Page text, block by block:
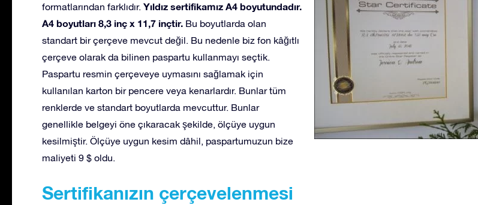
formatlarından farklıdır. Yıldız sertifikamız A4 boyutundadır.
A4 boyutları 8,3 inç x 11,7 inçtir. Bu boyutlarda olan
standart bir çerçeve mevcut değil. Bu nedenle biz fon kâğıtlı
çerçeve olarak da bilinen paspartu kullanmayı seçtik.
Paspartu resmin çerçeveye uymasını sağlamak için
kullanılan karton bir pencere veya kenarlardır. Bunlar tüm
renklerde ve standart boyutlarda mevcuttur. Bunlar
genellikle belgeyi öne çıkaracak şekilde, ölçüye uygun
kesilmiştir. Ölçüye uygun kesim dâhil, paspartumuzun bize
maliyeti 9 $ oldu.
Sertifikanızın çerçevelenmesi